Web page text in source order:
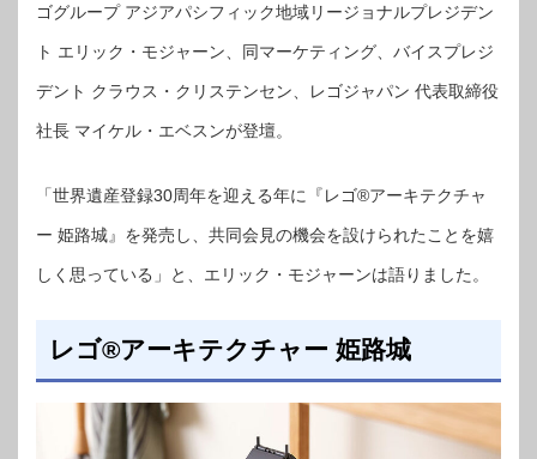
ゴグループ アジアパシフィック地域リージョナルプレジデン
ト エリック・モジャーン、同マーケティング、バイスプレジ
デント クラウス・クリステンセン、レゴジャパン 代表取締役
社長 マイケル・エベスンが登壇。
「世界遺産登録30周年を迎える年に『レゴ®アーキテクチャ
ー 姫路城』を発売し、共同会見の機会を設けられたことを嬉
しく思っている」と、エリック・モジャーンは語りました。
レゴ®アーキテクチャー 姫路城